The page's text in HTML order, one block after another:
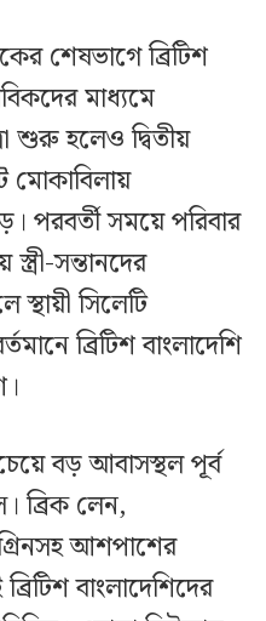
শেষভাগে ব্রিটিশ
মাধ্যমে
শুরু হলেও দ্বিতীয়
মোকাবিলায়
পরবর্তী সময়ে পরিবার
সন্তানদের
সিলেটি
ব্রিটিশ বাংলাদেশি
বড় আবাসস্থল পূর্ব
ব্রিক লেন,
আশপাশের
বাংলাদেশিদের